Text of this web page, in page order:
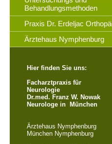
Behandlungsmethoden
Praxis Dr. Erdeljac
Ärztehaus Nymphenburg
Hier finden Sie uns:
Facharztpraxis für
Neurologie
Dr.med. Franz W. Nowak
Neurologe in München
Ärztehaus Nymphenburg
München Nymphenburg